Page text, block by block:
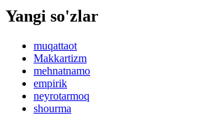
Yangi so'zlar
muqattaot
Makkartizm
mehnatnamo
empirik
neyrotarmoq
shourma